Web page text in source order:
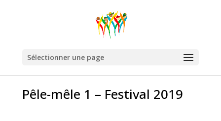
Sélectionner une page
Pêle-mêle 1 – Festival 2019